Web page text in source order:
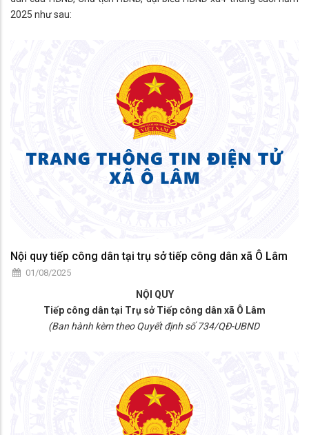
2025 như sau:
01 ngày vào ngày 20 hàng tháng, nếu trùng vào ngày nghỉ sẽ dời lại
Phân công Ủy viên Thường trực và Phó Trưởng các Ban
- Tiếp công dân vào ngày 20 của tháng: 9, 11
Nội quy tiếp công dân tại trụ sở tiếp công dân xã Ô Lâm
01/08/2025
NỘI QUY
Tiếp công dân tại Trụ sở Tiếp công dân xã Ô Lâm
(Ban hành kèm theo Quyết định số 734/QĐ-UBND